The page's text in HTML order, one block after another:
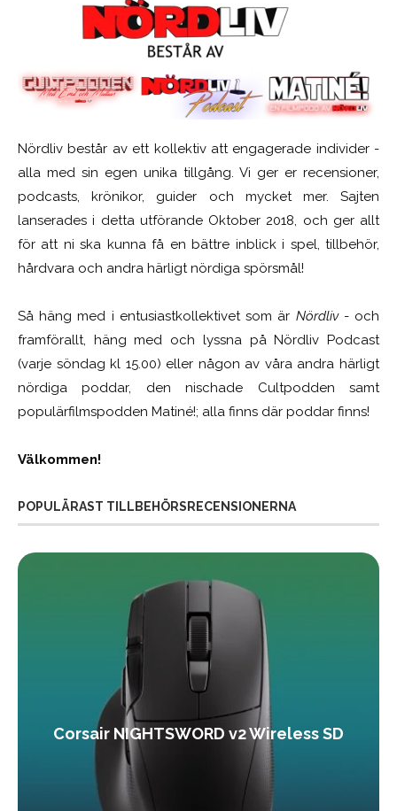
Nördliv består av ett kollektiv att engagerade individer -
alla med sin egen unika tillgång. Vi ger er recensioner,
podcasts, krönikor, guider och mycket mer. Sajten
lanserades i detta utförande Oktober 2018, och ger allt
för att ni ska kunna få en bättre inblick i spel, tillbehör,
hårdvara och andra härligt nördiga spörsmål!
Så häng med i entusiastkollektivet som är Nördliv- och
framförallt, häng med och lyssna på Nördliv Podcast
(varje söndag kl 15.00) eller någon av våra andra härligt
nördiga poddar, den nischade Cultpodden samt
populärfilmspodden Matiné!; alla finns där poddar finns!
Välkommen!
POPULÄRAST TILLBEHÖRSRECENSIONERNA
Corsair NIGHTSWORD v2 Wireless SD